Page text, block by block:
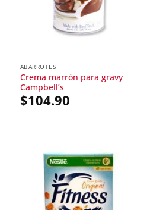
ABARROTES
Crema marrón para gravy
Campbell’s
$104.90